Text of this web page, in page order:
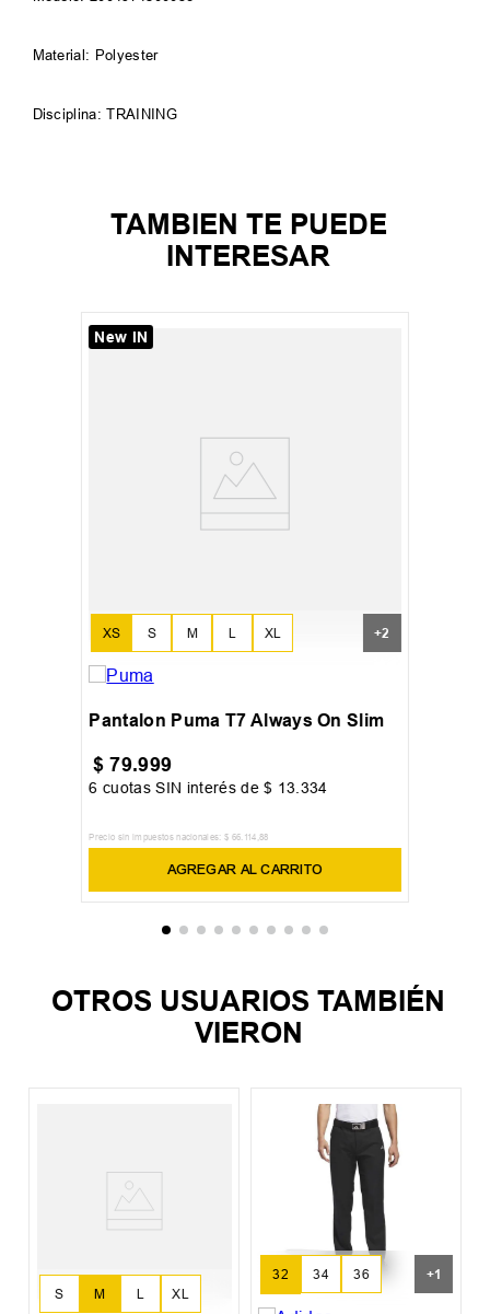
Material: Polyester
Disciplina: TRAINING
TAMBIEN TE PUEDE
INTERESAR
New IN
S L
M XL
XS +2
Pantalon Puma T7 Always On Slim
$ 79.999
6 cuotas SIN interés de$ 13 334
Precio sin impuestos nacionales: $ 66 114 88
AGREGAR AL CARRITO
OTROS USUARIOS TAMBIÉN
VIERON
S L
M XL
32 34 36 +1